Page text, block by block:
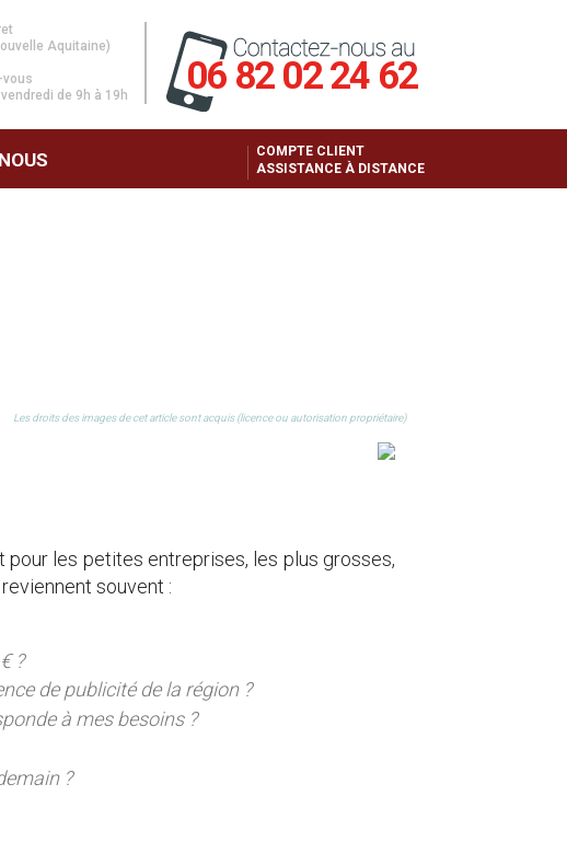
06 82 02 24 62
Aquitaine)
vous
de 9h à 19h
COMPTE CLIENT
ASSISTANCE À DISTANCE
Les droits des images de cet article sont acquis (licence ou autorisation propriétaire)
les petites entreprises, les plus grosses,
souvent :
?
de publicité de la région ?
à mes besoins ?
?